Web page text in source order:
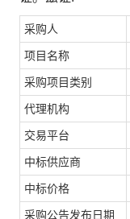
采购人
项目名称
采购项目类别
代理机构
交易平台
中标供应商
中标价格
采购公告发布日期